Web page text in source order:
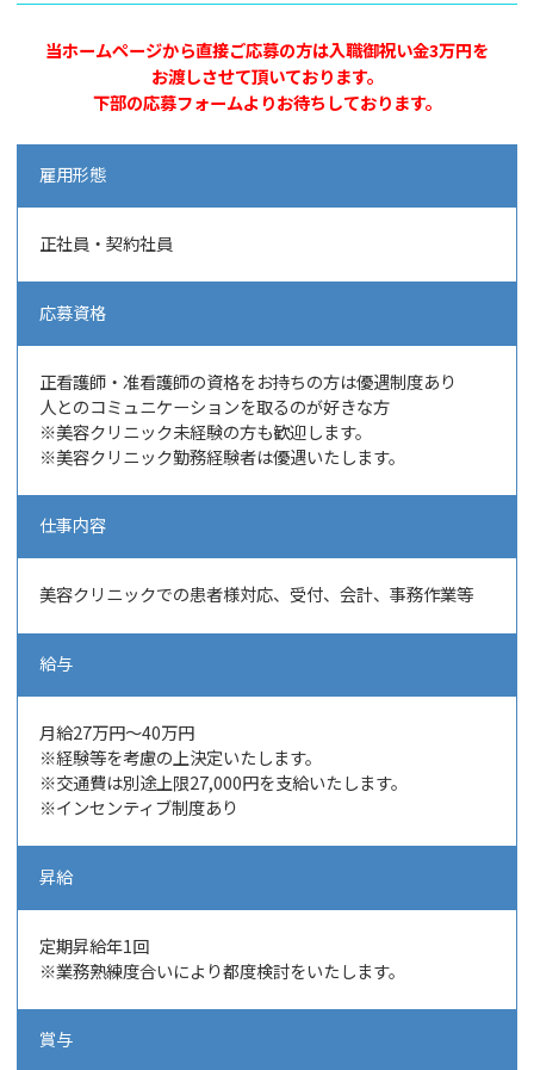
当ホームページから直接ご応募の方は入職御祝い金3万円を
お渡しさせて頂いております。
下部の応募フォームよりお待ちしております。
雇用形態
正社員・契約社員
応募資格
正看護師・准看護師の資格をお持ちの方は優遇制度あり
人とのコミュニケーションを取るのが好きな方
※美容クリニック未経験の方も歓迎します。
※美容クリニック勤務経験者は優遇いたします。
仕事内容
美容クリニックでの患者様対応、 受付、会計、事務作業等
給与
月給27万円～40万円
※経験等を考慮の上決定いたします。
※交通費は別途上限27,000円を支給いたします。
※インセンティブ制度あり
昇給
定期昇給年1回
※業務熟練度合いにより都度検討をいたします。
賞与